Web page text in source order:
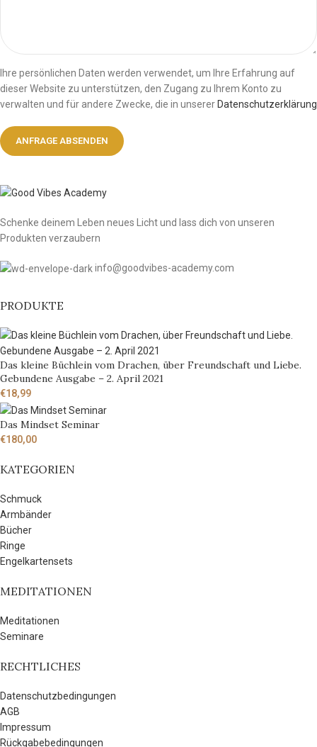
Ihre persönlichen Daten werden verwendet, um Ihre Erfahrung auf
dieser Website zu unterstützen, den Zugang zu Ihrem Konto zu
verwalten und für andere Zwecke, die in unserer Datenschutzerklärung
Schenke deinem Leben neues Licht und lass dich von unseren
Produkten verzaubern
info@goodvibes-academy.com
PRODUKTE
Das kleine Büchlein vom Drachen, über Freundschaft und Liebe.
Gebundene Ausgabe – 2. April 2021
€18,99
Das Mindset Seminar
€180,00
KATEGORIEN
Schmuck
Armbänder
Bücher
Ringe
Engelkartensets
MEDITATIONEN
Meditationen
Seminare
RECHTLICHES
Datenschutzbedingungen
AGB
Impressum
Rückgabebedingungen